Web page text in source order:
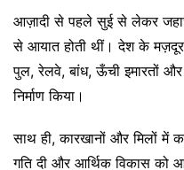
आज़ादी से पहले सुई से लेकर
से आयात होती थीं। देश के
पुल, रेलवे, बांध, ऊँची इमारतों और
निर्माण किया।
साथ ही, कारखानों और मिलों में
गति दी और आर्थिक विकास को